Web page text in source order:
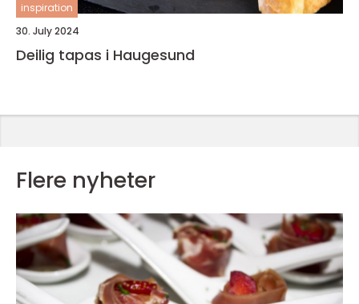
inspiration
30. July 2024
Deilig tapas i Haugesund
Flere nyheter